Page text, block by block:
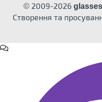
© 2009-2026
Створення та